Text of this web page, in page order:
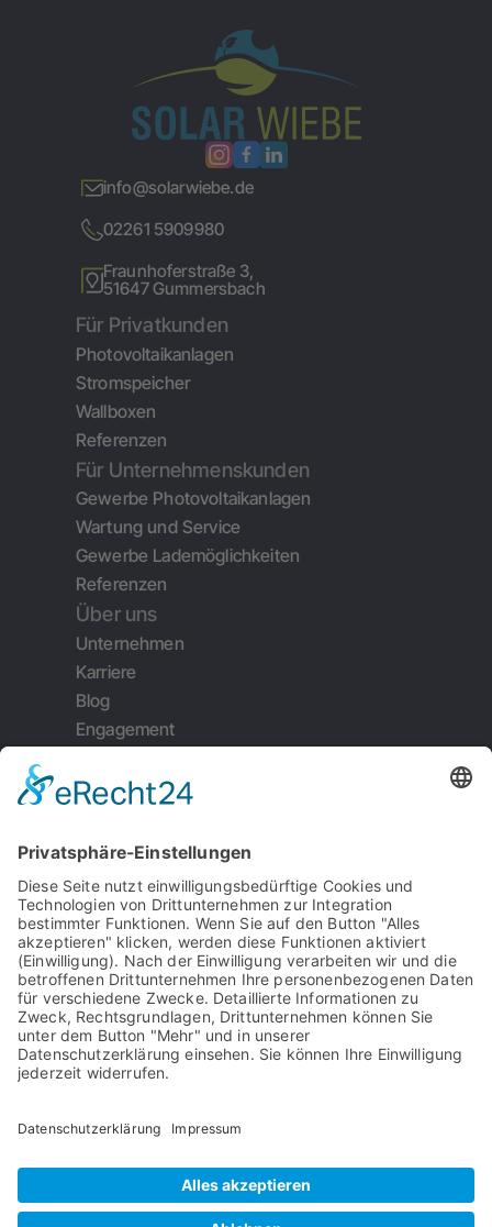
info@solarwiebe.de
02261 5909980
Fraunhoferstraße 3,
51647 Gummersbach
Für Privatkunden
Photovoltaikanlagen
Stromspeicher
Wallboxen
Referenzen
Für Unternehmenskunden
Gewerbe Photovoltaikanlagen
Wartung und Service
Gewerbe Lademöglichkeiten
Referenzen
Über uns
Unternehmen
Karriere
Blog
Engagement
Kontakt
Datenschutz
Serviceauftrag
AGB's
© 2009 - 2024 Solar Wiebe GmbH